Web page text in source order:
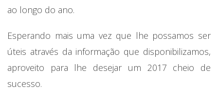
ao longo do ano.
Esperando mais uma vez que lhe possamos ser
úteis através da informação que disponibilizamos,
aproveito para lhe desejar um 2017 cheio de
sucesso.